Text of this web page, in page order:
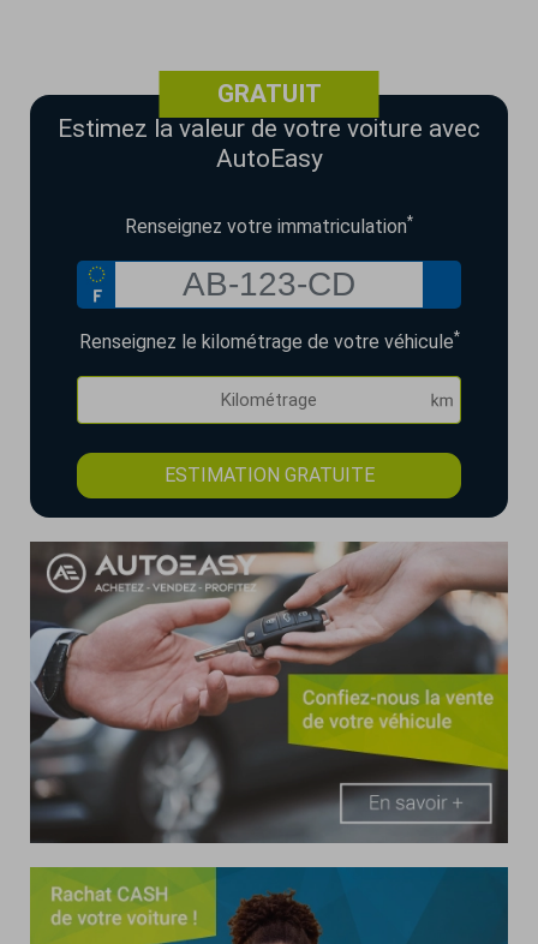
GRATUIT
Estimez la valeur de votre voiture avec
AutoEasy
Renseignez votre immatriculation*
Renseignez le kilométrage de votre véhicule*
ESTIMATION GRATUITE